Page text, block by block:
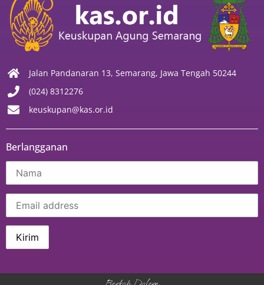
Jalan Pandanaran 13, Semarang, Jawa Tengah 50244
(024) 8312276
keuskupan@kas.or.id
Berlangganan